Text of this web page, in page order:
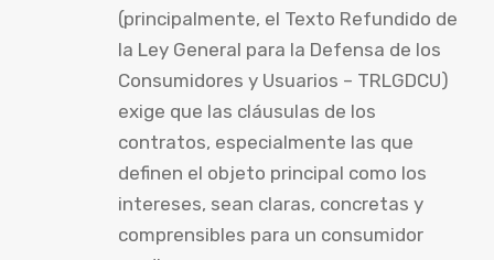
(principalmente, el Texto Refundido de
la Ley General para la Defensa de los
Consumidores y Usuarios – TRLGDCU)
exige que las cláusulas de los
contratos, especialmente las que
definen el objeto principal como los
intereses, sean claras, concretas y
comprensibles para un consumidor